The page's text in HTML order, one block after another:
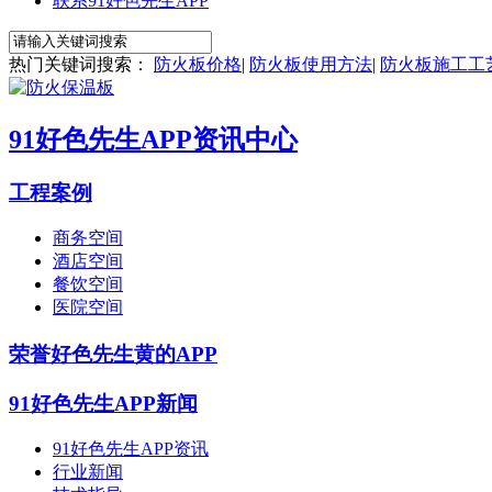
热门关键词搜索： 防火板价格| 防火板使用方法| 防火板施工工
91好色先生APP资讯中心
工程案例
商务空间
酒店空间
餐饮空间
医院空间
荣誉好色先生黄的APP
91好色先生APP新闻
91好色先生APP资讯
行业新闻